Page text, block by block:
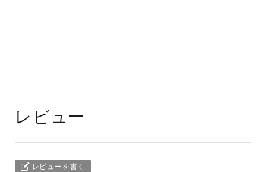
レビュー
レビューを書く